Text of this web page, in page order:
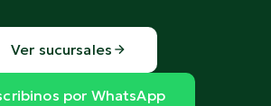
Ver sucursales
por WhatsApp